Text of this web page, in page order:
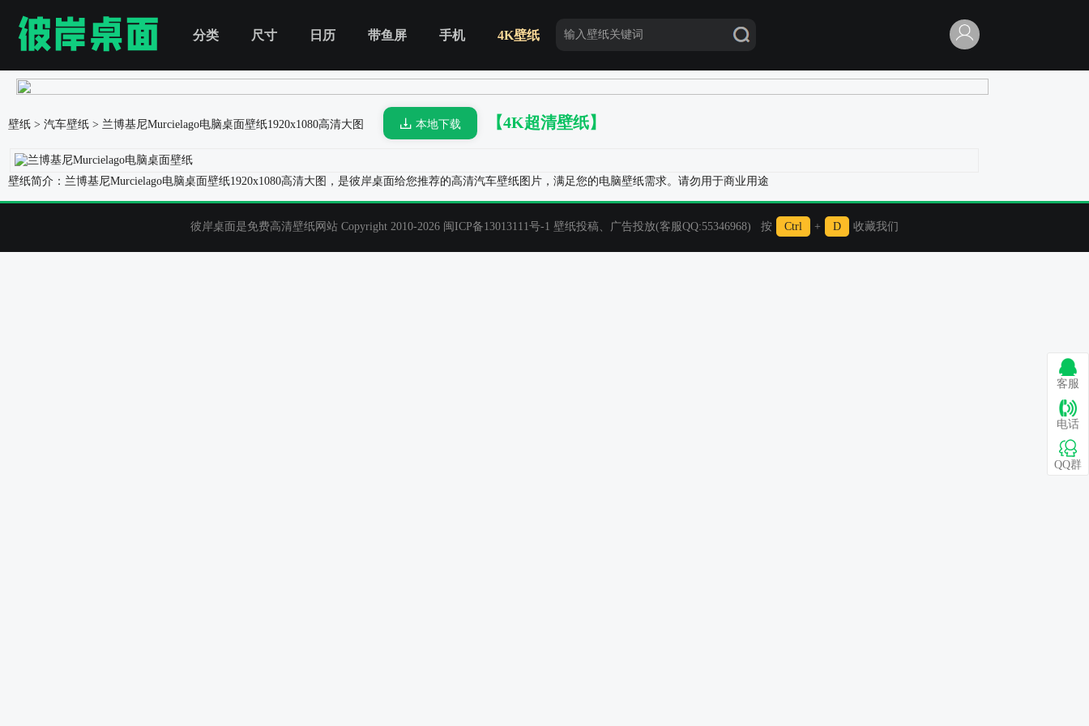
分类 尺寸 日历 带鱼屏 手机 4K壁纸
壁纸 > 汽车壁纸 > 兰博基尼Murcielago电脑桌面壁纸1920x1080高清大图 本地下载 【4K超清壁纸】
壁纸简介：兰博基尼Murcielago电脑桌面壁纸1920x1080高清大图，是彼岸桌面给您推荐的高清汽车壁纸图片，满足您的电脑壁纸需求。请勿用于商业用途
彼岸桌面是免费高清壁纸网站 Copyright 2010-2026 闽ICP备13013111号-1 壁纸投稿、广告投放(客服QQ:55346968) 按 Ctrl + D 收藏我们
客服
电话
QQ群